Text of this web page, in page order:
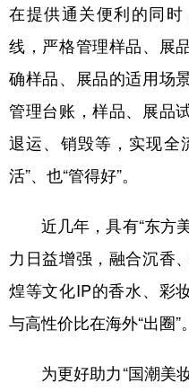
在提供通关便利的同
线，严格管理样品、展
确样品、展品的适用场
管理台账，样品、展品
退运、销毁等，实现全
活”、也“管得好”。
近几年，具有“东方
力日益增强，融合沉香
煌等文化IP的香水、彩
与高性价比在海外“出圈”。
为更好助力“国潮美妆